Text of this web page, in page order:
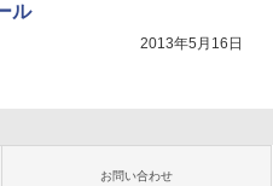
ル
2013年5月16日
お問い合わせ